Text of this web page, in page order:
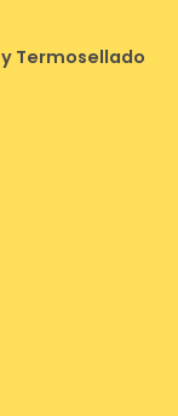
Termosellado